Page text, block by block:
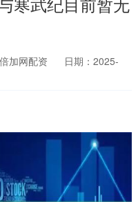
加网配资
日期：2025-